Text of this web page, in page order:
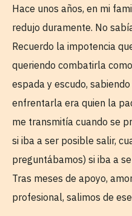
Hace unos años, en mi
redujo duramente. No
Recuerdo la impotencia
queriendo combatirla
espada y escudo,
enfrentarla era quien la
me transmitía cuando se
si iba a ser posible salir,
preguntábamos) si iba a
Tras meses de apoyo,
profesional, salimos de